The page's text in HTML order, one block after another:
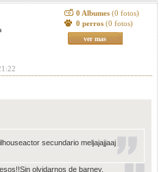
0 Albumes (0 fotos)
0 perros (0 fotos)
ver mas
secundario meljajajjaaj
olvidarnos de barney.